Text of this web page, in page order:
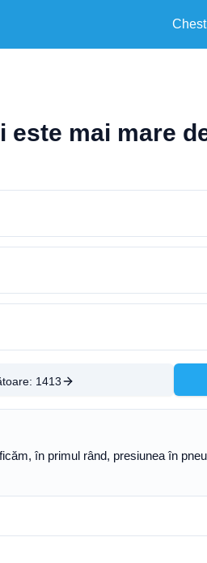
mai mare
1413
în primul rând, presiunea în